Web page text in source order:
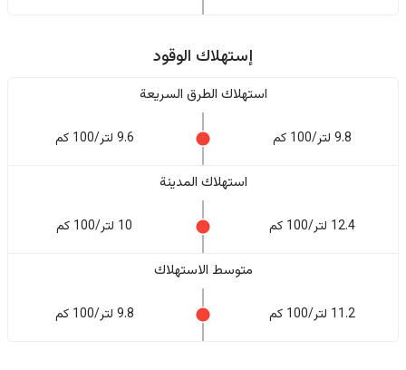
إستهلاك الوقود
استهلاك الطرق السريعة
9.8 لتر/100 كم 9.6 لتر/100 كم
استهلاك المدينة
12.4 لتر/100 كم 10 لتر/100 كم
متوسط الاستهلاك
11.2 لتر/100 كم 9.8 لتر/100 كم